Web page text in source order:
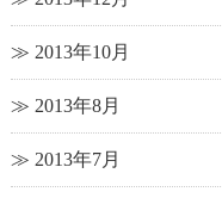
2013年10月
2013年8月
2013年7月